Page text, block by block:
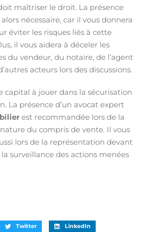
maîtriser le droit. La présence
nécessaire, car il vous donnera
éviter les risques liés à cette
il vous aidera à déceler les
du vendeur, du notaire, de l’agent
acteurs lors des discussions.
capital à jouer dans la sécurisation
La présence d’un avocat expert
est recommandée lors de la
du compris de vente. Il vous
lors de la représentation devant
surveillance des actions menées
Twitter LinkedIn